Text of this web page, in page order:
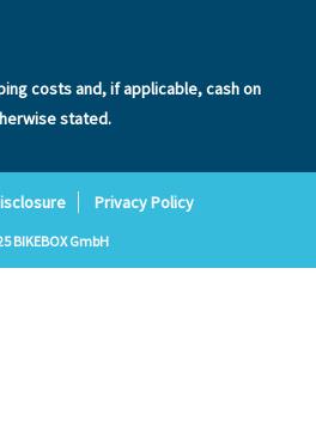
costsand, if applicable, cash on
stated.
Privacy Policy
BIKEBOX GmbH